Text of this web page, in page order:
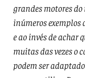
grandes motores do
inúmeros exemplos
e ao invés de achar
muitas das vezes o
podem ser